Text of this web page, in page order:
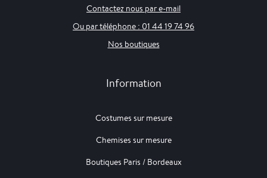
Contactez nous par e-mail
Ou par téléphone : 01 44 19 74 96
Nos boutiques
Information
Costumes sur mesure
Chemises sur mesure
Boutiques Paris / Bordeaux